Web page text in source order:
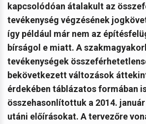
kapcsolódóan átalakult az
tevékenység végzésének
így például már nem az
bírságol e miatt. A
tevékenységek
bekövetkezett változások
érdekében táblázatos formában
összehasonlítottuk a 2014.
utáni előírásokat. A tervezőre